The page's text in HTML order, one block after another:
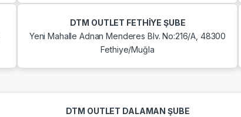
DTM OUTLET FETHİYE ŞUBE
Yeni Mahalle Adnan Menderes Blv. No:216/A, 48300
Fethiye/Muğla
DTM OUTLET DALAMAN ŞUBE